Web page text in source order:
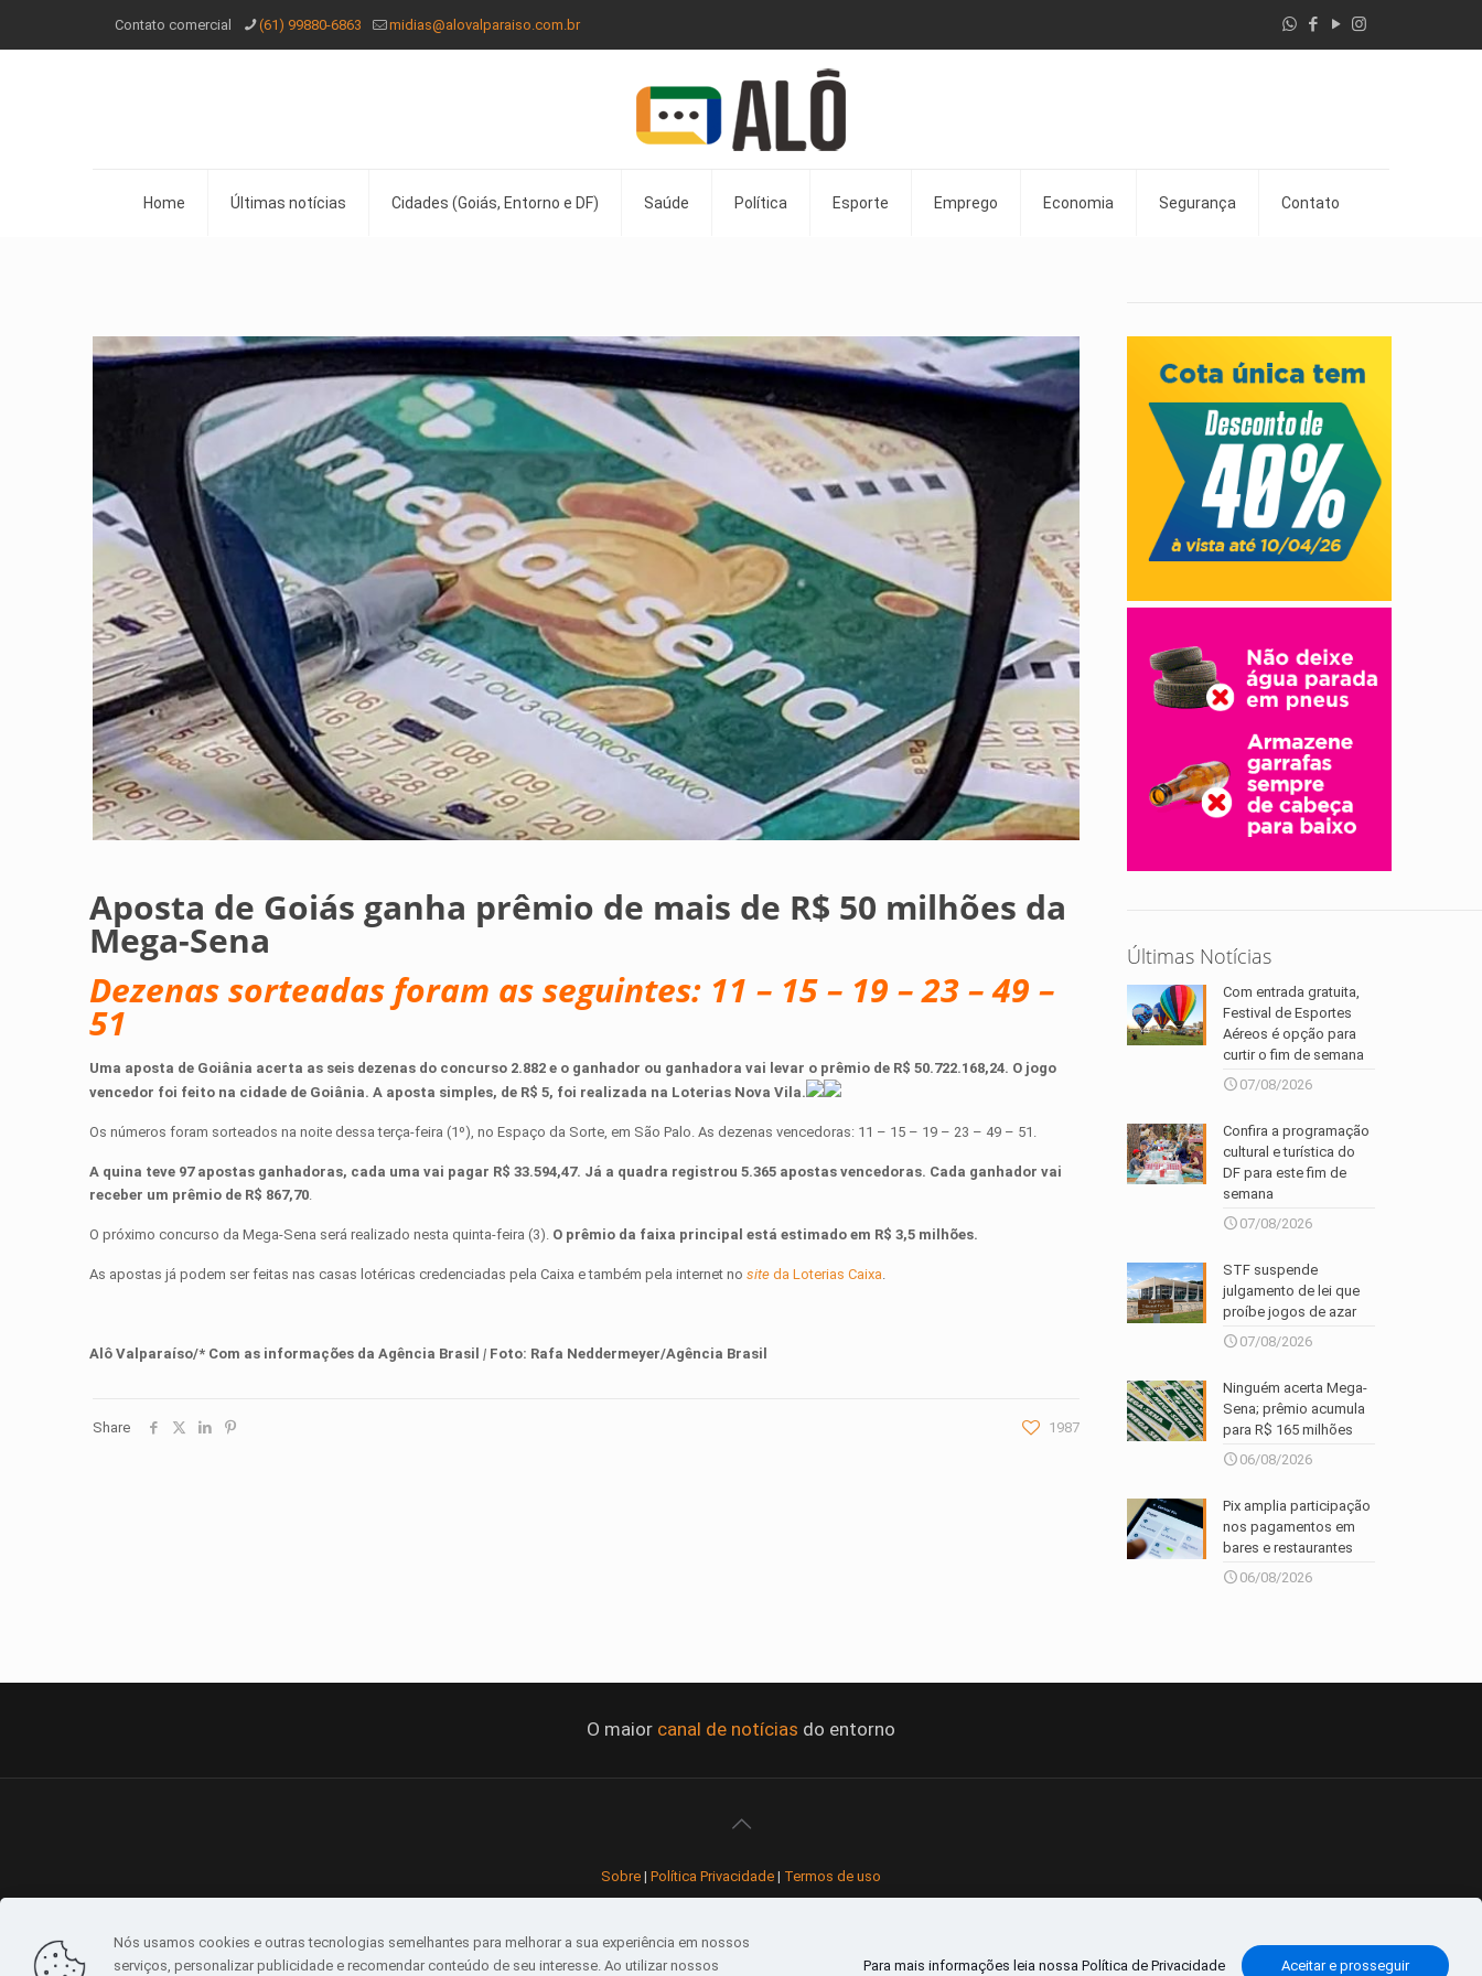
Contato comercial (61) 99880-6863 midias@alovalparaiso.com.br
Home Últimas notícias Cidades (Goiás, Entorno e DF) Saúde Política Esporte Emprego Economia Segurança Contato
Aposta de Goiás ganha prêmio de mais de R$ 50 milhões da
Mega-Sena
Dezenas sorteadas foram as seguintes: 11 – 15 – 19 – 23 – 49 –
51
Uma aposta de Goiânia acerta as seis dezenas do concurso 2.882 e o ganhador ou ganhadora vai levar o prêmio de R$ 50.722.168,24. O jogo
vencedor foi feito na cidade de Goiânia. A aposta simples, de R$ 5, foi realizada na Loterias Nova Vila.
Os números foram sorteados na noite dessa terça-feira (1º), no Espaço da Sorte, em São Palo. As dezenas vencedoras: 11 – 15 – 19 – 23 – 49 – 51.
A quina teve 97 apostas ganhadoras, cada uma vai pagar R$ 33.594,47. Já a quadra registrou 5.365 apostas vencedoras. Cada ganhador vai
receber um prêmio de R$ 867,70.
O próximo concurso da Mega-Sena será realizado nesta quinta-feira (3). O prêmio da faixa principal está estimado em R$ 3,5 milhões.
As apostas já podem ser feitas nas casas lotéricas credenciadas pela Caixa e também pela internet nosite da Loterias Caixa.
Alô Valparaíso/* Com as informações daAgência Brasil | Foto: Rafa Neddermeyer/Agência Brasil
Share 1987
Últimas Notícias
Com entrada gratuita,
Festival de Esportes
Aéreos é opção para
curtir o fim de semana
07/08/2026
Confira a programação
cultural e turística do
DF para este fim de
semana
07/08/2026
STF suspende
julgamento de lei que
proíbe jogos de azar
07/08/2026
Ninguém acerta Mega-
Sena; prêmio acumula
para R$ 165 milhões
06/08/2026
Pix amplia participação
nos pagamentos em
bares e restaurantes
06/08/2026
O maior canal de notícias do entorno
Sobre | Política Privacidade | Termos de uso
Nós usamos cookies e outras tecnologias semelhantes para melhorar a sua experiência em nossos
serviços, personalizar publicidade e recomendar conteúdo de seu interesse. Ao utilizar nossos
Para mais informações leia nossa Política de Privacidade Aceitar e prosseguir